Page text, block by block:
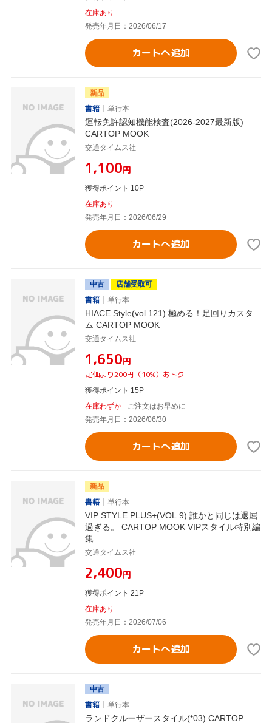
在庫あり
発売年月日：2026/06/17
カートへ追加
新品
書籍
単行本
運転免許認知機能検査(2026-2027最新版)
CARTOP MOOK
交通タイムス社
¥1,100円
獲得ポイント 10P
在庫あり
発売年月日：2026/06/29
カートへ追加
中古
店舗受取可
書籍
単行本
HIACE Style(vol.121) 極める！足回りカスタ
ム CARTOP MOOK
交通タイムス社
¥1,650円
定価より200円（10%）おトク
獲得ポイント 15P
在庫わずか
ご注文はお早めに
発売年月日：2026/06/30
カートへ追加
新品
書籍
単行本
VIP STYLE PLUS+(VOL.9) 誰かと同じは退屈
過ぎる。 CARTOP MOOK VIPスタイル特別編
集
交通タイムス社
¥2,400円
獲得ポイント 21P
在庫あり
発売年月日：2026/07/06
カートへ追加
中古
書籍
単行本
ランドクルーザースタイル(*03) CARTOP